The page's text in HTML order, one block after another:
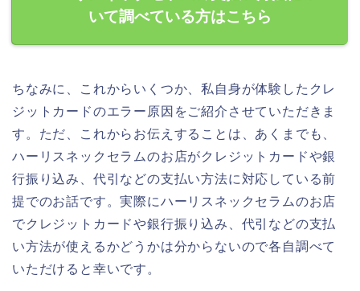
いて調べている方はこちら
ちなみに、これからいくつか、私自身が体験したクレ
ジットカードのエラー原因をご紹介させていただきま
す。ただ、これからお伝えすることは、あくまでも、
ハーリスネックセラムのお店がクレジットカードや銀
行振り込み、代引などの支払い方法に対応している前
提でのお話です。実際にハーリスネックセラムのお店
でクレジットカードや銀行振り込み、代引などの支払
い方法が使えるかどうかは分からないので各自調べて
いただけると幸いです。